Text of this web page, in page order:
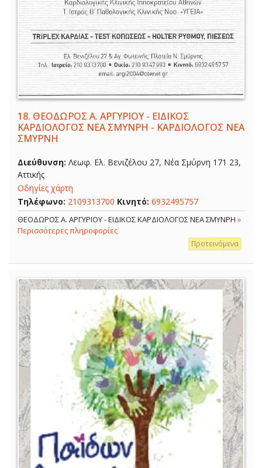
18. ΘΕΟΔΩΡΟΣ Α. ΑΡΓΥΡΙΟΥ - ΕΙΔΙΚΟΣ
ΚΑΡΔΙΟΛΟΓΟΣ ΝΕΑ ΣΜΥΝΡΗ - ΚΑΡΔΙΟΛΟΓΟΣ ΝΕΑ
ΣΜΥΡΝΗ
Διεύθυνση: Λεωφ. Ελ. Βενιζέλου 27, Νέα Σμύρνη 171 23,
Αττικής
Οδηγίες χάρτη
Τηλέφωνο: 2109313700 Κινητό: 6932495757
ΘΕΟΔΩΡΟΣ Α. ΑΡΓΥΡΙΟΥ - ΕΙΔΙΚΟΣ ΚΑΡΔΙΟΛΟΓΟΣ ΝΕΑ ΣΜΥΝΡΗ »
Περισσότερες πληροφορίες
Προτεινόμενα